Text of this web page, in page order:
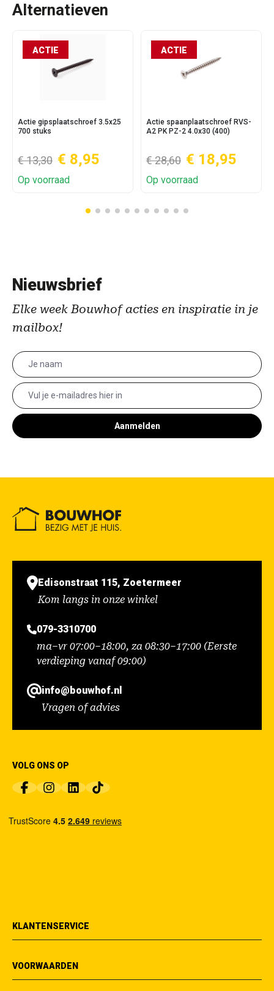
Alternatieven
ACTIE
Actie gipsplaatschroef 3.5x25
700 stuks
€ 13,30 € 8,95
Op voorraad
ACTIE
Actie spaanplaatschroef RVS-
A2 PK PZ-2 4.0x30 (400)
€ 28,60 € 18,95
Op voorraad
Nieuwsbrief
Elke week Bouwhof acties en inspiratie in je
mailbox!
Aanmelden
Edisonstraat 115, Zoetermeer
Kom langs in onze winkel
079-3310700
ma–vr 07:00–18:00, za 08:30–17:00 (Eerste
verdieping vanaf 09:00)
info@bouwhof.nl
Vragen of advies
VOLG ONS OP
KLANTENSERVICE
VOORWAARDEN